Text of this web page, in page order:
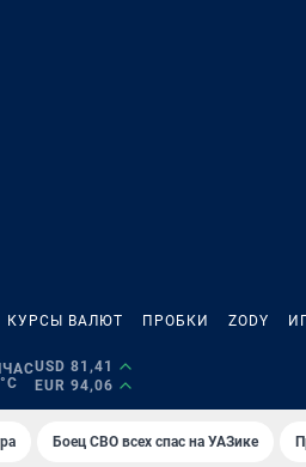
КУРСЫ ВАЛЮТ ПРОБКИ ZODY
USD 81,41
EUR 94,06
Боец СВО всех спас на УАЗике